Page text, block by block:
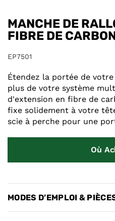
MANCHE DE
FIBRE DE
EP7501
Étendez la portée de
plus de votre système
d'extension en fibre de
fixe solidement à votre
scie à perche pour une
Où
MODES D’EMPLOI &